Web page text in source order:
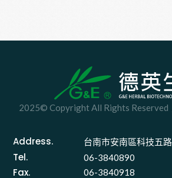
2025© Copyright All Rights Reserved
Address. 台南市安南區科技五
Tel. 06-3840890
Fax. 06-3840918